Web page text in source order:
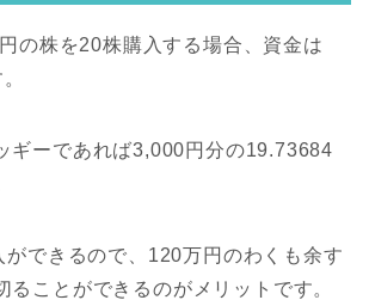
の株を20株購入する場合、資金は
ギーであれば3,000円分の19.73684
ができるので、120万円のわくも余す
ることができるのがメリットです。